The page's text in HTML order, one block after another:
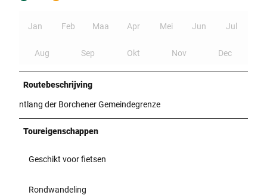
Jan Feb Maa Apr Mei Jun Jul
Aug Sep Okt Nov Dec
Routebeschrijving
ntlang der Borchener Gemeindegrenze
Toureigenschappen
Geschikt voor fietsen
Rondwandeling